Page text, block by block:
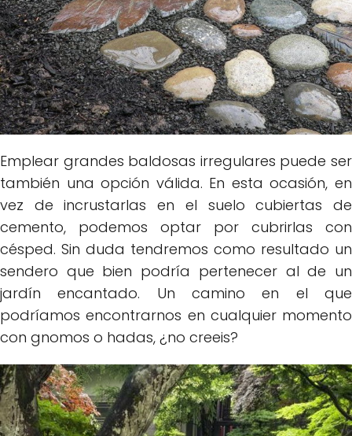
Emplear grandes baldosas irregulares puede ser
también una opción válida. En esta ocasión, en
vez de incrustarlas en el suelo cubiertas de
cemento, podemos optar por cubrirlas con
césped. Sin duda tendremos como resultado un
sendero que bien podría pertenecer al de un
jardín encantado. Un camino en el que
podríamos encontrarnos en cualquier momento
con gnomos o hadas, ¿no creeis?